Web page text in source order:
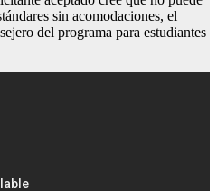
sin acomodaciones, el
del programa para estudiantes